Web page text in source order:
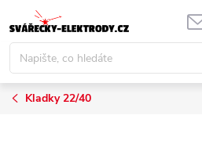
na
obsah
Kladky 22/40